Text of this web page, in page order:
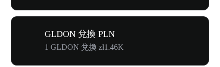
GLDON 兌換 PLN
1 GLDON 兌換 zł1.46K